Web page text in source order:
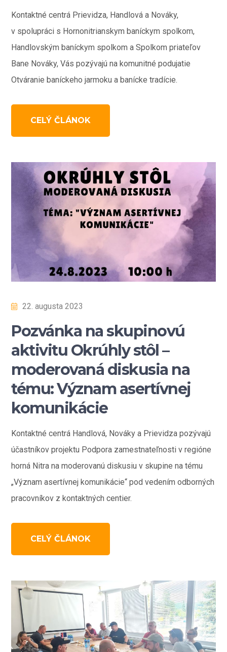
Kontaktné centrá Prievidza, Handlová a Nováky,
v spolupráci s Hornonitrianskym baníckym spolkom,
Handlovským baníckym spolkom a Spolkom priateľov
Bane Nováky, Vás pozývajú na komunitné podujatie
Otváranie baníckeho jarmoku a banícke tradície.
CELÝ ČLÁNOK
22. augusta 2023
Pozvánka na skupinovú
aktivitu Okrúhly stôl –
moderovaná diskusia na
tému: Význam asertívnej
komunikácie
Kontaktné centrá Handlová, Nováky a Prievidza pozývajú
účastníkov projektu Podpora zamestnateľnosti v regióne
horná Nitra na moderovanú diskusiu v skupine na tému
„Význam asertívnej komunikácie“ pod vedením odborných
pracovníkov z kontaktných centier.
CELÝ ČLÁNOK